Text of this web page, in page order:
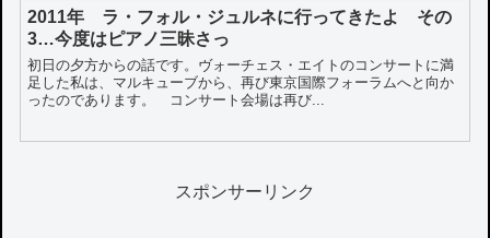
2011年 ラ・フォル・ジュルネに行ってきたよ その
3…今度はピアノ三昧さっ
初日の夕方からの話です。ヴォーチェス・エイトのコンサートに満
足した私は、マルキューブから、再び東京国際フォーラムへと向か
ったのであります。 コンサート会場は再び...
スポンサーリンク